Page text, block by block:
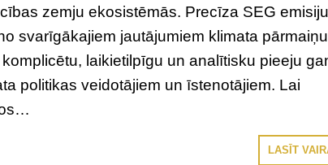
zemju ekosistēmās. Precīza SEG emisiju
svarīgākajiem jautājumiem klimata pārmaiņu
laikietilpīgu un analītisku pieeju
politikas veidotājiem un īstenotājiem. Lai
LASĪT